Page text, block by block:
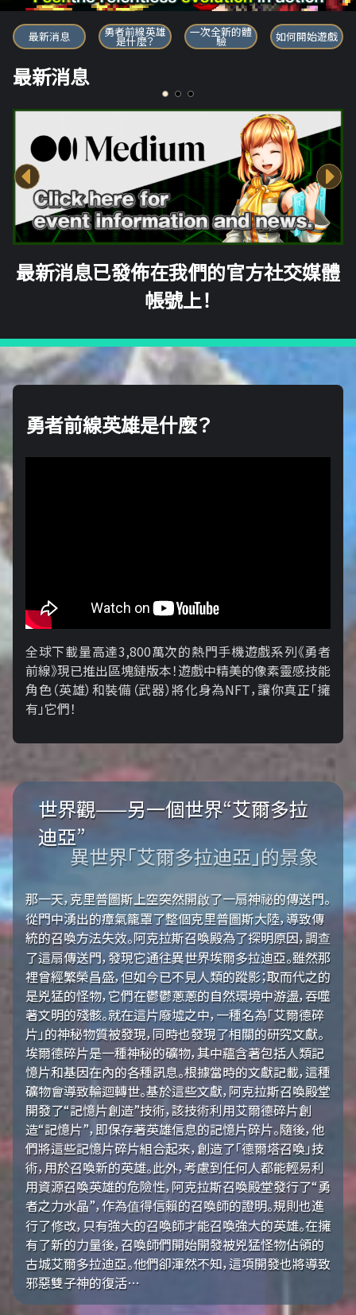
勇者前線英雄
最新消息 勇者前線英雄
是什麼？
一次全新的體
驗 如何開始遊戲
最新消息
最新消息已發佈在我們的官方社交媒體
帳號上！
勇者前線英雄是什麼？
全球下載量高達3,800萬次的熱門手機遊戲系列《勇者
前線》現已推出區塊鏈版本！遊戲中精美的像素靈感技能
角色（英雄）和裝備（武器）將化身為NFT，讓你真正「擁​​
有」它們！
世界觀——另一個世界“艾爾多拉
迪亞”
異世界「艾爾多拉迪亞」的景象
那一天，克里普圖斯上空突然開啟了一扇神祕的傳送門。
從門中湧出的瘴氣籠罩了整個克里普圖斯大陸，導致傳
統的召喚方法失效。阿克拉斯召喚殿為了探明原因，調查
了這扇傳送門，發現它通往異世界埃爾多拉迪亞。雖然那
裡曾經繁榮昌盛，但如今已不見人類的蹤影；取而代之的
是兇猛的怪物，它們在鬱鬱蔥蔥的自然環境中游盪，吞噬
著文明的殘骸。就在這片廢墟之中，一種名為「艾爾德碎
片」的神秘物質被發現，同時也發現了相關的研究文獻。
埃爾德碎片是一種神秘的礦物，其中蘊含著包括人類記
憶片和基因在內的各種訊息。根據當時的文獻記載，這種
礦物會導致輪迴轉世。基於這些文獻，阿克拉斯召喚殿堂
開發了“記憶片創造”技術，該技術利用艾爾德碎片創
造“記憶片”，即保存著英雄信息的記憶片碎片。隨後，他
們將這些記憶片碎片組合起來，創造了「德爾塔召喚」技
術，用於召喚新的英雄。此外，考慮到任何人都能輕易利
用資源召喚英雄的危險性，阿克拉斯召喚殿堂發行了“勇
者之力水晶”，作為值得信賴的召喚師的證明。規則也進
行了修改，只有強大的召喚師才能召喚強大的英雄。在擁
有了新的力量後，召喚師們開始開發被兇猛怪物佔領的
古城艾爾多拉迪亞。他們卻渾然不知，這項開發也將導致
邪惡雙子神的復活…